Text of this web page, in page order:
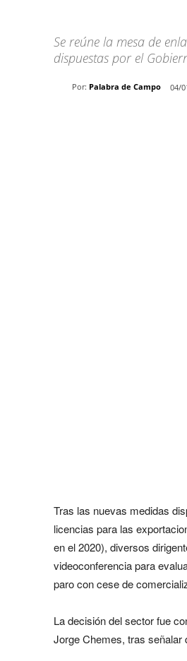
Se reúne la mesa de
dispuestas por el
Por: Palabra de Campo 04/
Tras las nuevas medidas
licencias para las
en el 2020), diversos
videoconferencia para
paro con cese de
La decisión del sector fue
Jorge Chemes, tras señalar